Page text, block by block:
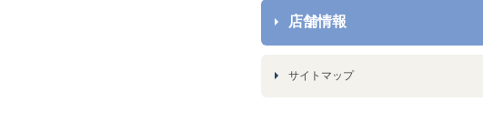
店舗情報
サイトマップ